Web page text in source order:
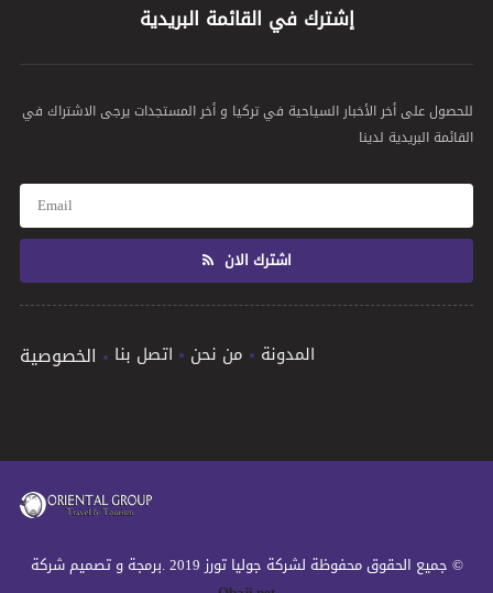
إشترك في القائمة البريدية
للحصول على أخر الأخبار السياحية في تركيا و أخر المستجدات يرجى الاشتراك في
القائمة البريدية لدينا
اشترك الان
الخصوصية اتصل بنا من نحن المدونة
© جميع الحقوق محفوظة لشركة جوليا تورز 2019 .برمجة و تصميم شركة